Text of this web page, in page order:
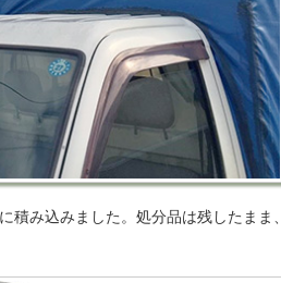
積み込みました。処分品は残したまま、